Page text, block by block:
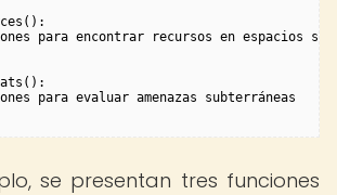
para encontrar recursos en espacios
para evaluar amenazas subterráneas
se presentan tres funciones